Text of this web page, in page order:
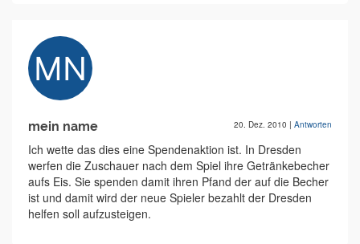
mein name 20. Dez. 2010 | Antworten
Ich wette das dies eine Spendenaktion ist. In Dresden
werfen die Zuschauer nach dem Spiel ihre Getränkebecher
aufs Eis. Sie spenden damit ihren Pfand der auf die Becher
ist und damit wird der neue Spieler bezahlt der Dresden
helfen soll aufzusteigen.